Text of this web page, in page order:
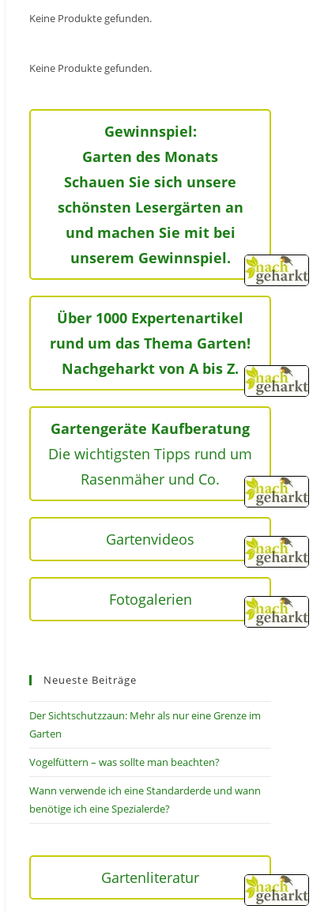
Keine Produkte gefunden.
Keine Produkte gefunden.
Gewinnspiel:
Garten des Monats
Schauen Sie sich unsere
schönsten Lesergärten an
und machen Sie mit bei
unserem Gewinnspiel.
Über 1000 Expertenartikel
rund um das Thema Garten!
Nachgeharkt von A bis Z.
Gartengeräte Kaufberatung
Die wichtigsten Tipps rund um
Rasenmäher und Co.
Gartenvideos
Fotogalerien
Neueste Beiträge
Der Sichtschutzzaun: Mehr als nur eine Grenze im
Garten
Vogelfüttern – was sollte man beachten?
Wann verwende ich eine Standarderde und wann
benötige ich eine Spezialerde?
Gartenliteratur